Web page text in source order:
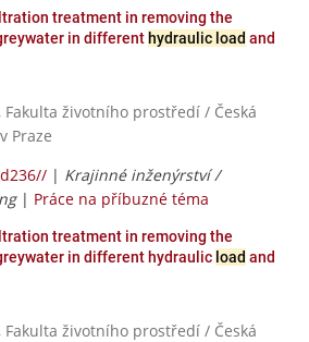
treatment in removing the
in differenthydraulic load and
Fakulta životního prostředí / Česká
Praze
| Krajinné inženýrství /
| Práce na příbuzné téma
treatment in removing the
in different hydraulic load and
Fakulta životního prostředí / Česká